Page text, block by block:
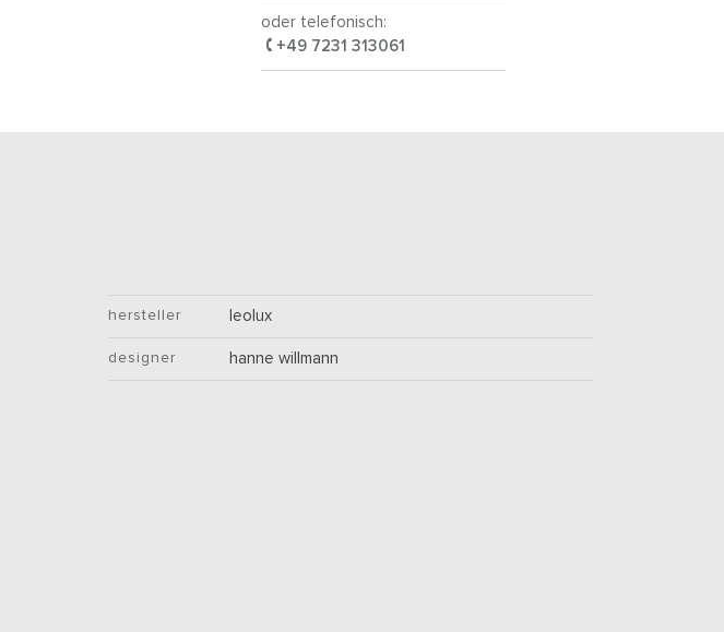
oder telefonisch:
+49 7231 313061
hersteller leolux
designer hanne willmann